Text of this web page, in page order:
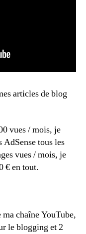
articles de blog
vues / mois, je
AdSense tous les
vues / mois, je
€ en tout.
chaîne YouTube,
le blogging et 2